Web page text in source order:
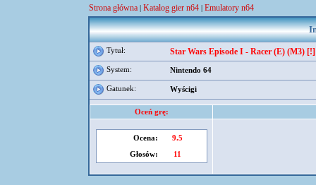
Strona główna | Katalog gier n64 | Emulatory n64
Tytuł: Star Wars Episode I - Racer (E) (M3) [!]
System: Nintendo 64
Gatunek: Wyścigi
Oceń grę:
Ocena:
9.5
Głosów:
11